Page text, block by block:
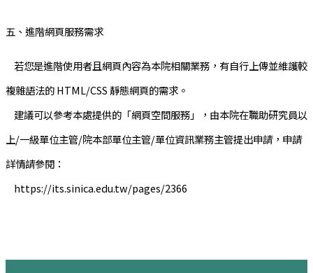
五、進階網頁服務需求
若您是進階使用者且網頁內容為本院相關業務，有自行上傳並維護較
複雜語法的 HTML/CSS 靜態網頁的需求。
建議可以參考本處提供的「網頁空間服務」，由本院在職助研究員以
上/一級單位主管/院本部單位主管/單位資訊業務主管提出申請，申請
詳情請參閱：
https://its.sinica.edu.tw/pages/2366